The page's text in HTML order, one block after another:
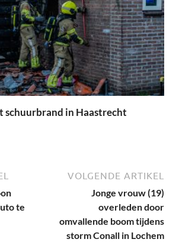
schuurbrand in Haastrecht
te
VOLGENDE ARTIKEL
Jonge vrouw (19)
overleden door
omvallende boom tijdens
storm Conall in Lochem